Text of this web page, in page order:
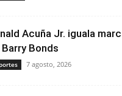
Acuña Jr. iguala
Bonds
7 agosto, 2026